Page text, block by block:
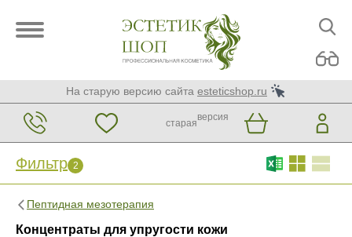
На старую версию сайта esteticshop.ru
старая
версия
Фильтр 2
Пептидная мезотерапия
Концентраты для упругости кожи
Фильтр 2 Сброс